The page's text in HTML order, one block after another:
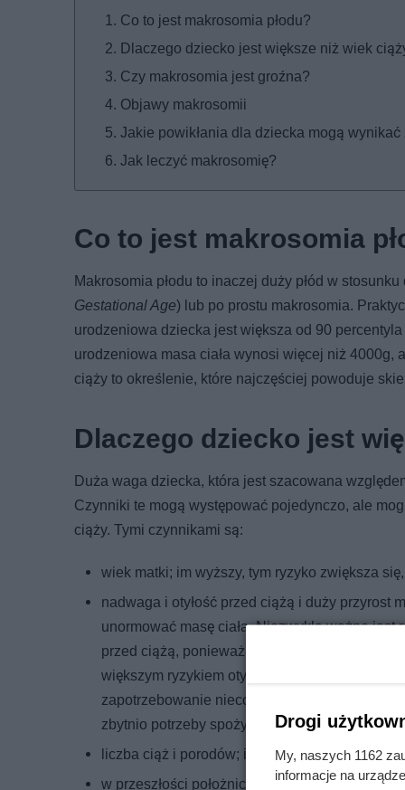
Co to jest makrosomia płodu?
Dlaczego dziecko jest większe niż wiek
Czy makrosomia jest groźna?
Objawy makrosomii
Jakie powikłania dla dziecka mogą
Jak leczyć makrosomię?
Co to jest makrosomia
Makrosomia płodu to inaczej duży płód w
Gestational Age) lub po prostu makrosomia.
urodzeniowa dziecka jest większa od 90
urodzeniowa masa ciała wynosi więcej niż 4000g,
ciąży to określenie, które najczęściej powoduje
Dlaczego dziecko jest
Duża waga dziecka, która jest szacowana
Czynniki te mogą występować pojedynczo, ale
ciąży. Tymi czynnikami są:
wiek matki; im wyższy, tym ryzyko zwiększa się,
nadwaga i otyłość przed ciążą i duży przyrost
unormować masę ciała. Niezwykle ważne
przed ciążą, ponieważ dodatkowe kilogramy
większym ryzykiem otyłości i chorób
zapotrzebowanie nieco wzrasta, a w 3
zbytnio potrzeby spożycia większej ilości
liczba ciąż i porodów; im więcej ich było tym
w przeszłości położniczej porody
Drogi
My, naszych 1162
informacje na